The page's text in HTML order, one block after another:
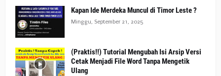
Kapan Ide Merdeka Muncul di Timor Leste ?
Minggu, September 21, 2025
(Praktis!!) Tutorial Mengubah Isi Arsip Versi
Cetak Menjadi File Word Tanpa Mengetik
Ulang